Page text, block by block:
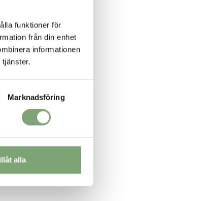
funktioner för
från din enhet
informationen
Marknadsföring
alla